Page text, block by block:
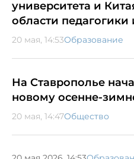
университета и
области педагогики
20 мая, 14:53Образование
На Ставрополье
новому осенне-
20 мая, 14:47Общество